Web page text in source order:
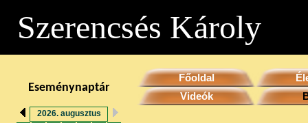
Szerencsés Károly
Eseménynaptár
2026. augusztus
Főoldal
Videók